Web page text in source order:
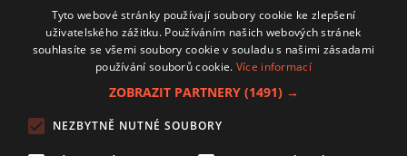
Přihlášením k newsletteru vyjadřujete svůj souhlas spodmínkami
zpracování osobních údajů.
Zásady používání souborů cookies
CZECH
Tyto webové stránky používají soubory cookie ke zlepšení
uživatelského zážitku. Používáním našich webových stránek
souhlasíte se všemi soubory cookie v souladu s našimi zásadami
používání souborů cookie. Více informací
ZOBRAZIT PARTNERY (1491) →
NEZBYTNĚ NUTNÉ SOUBORY